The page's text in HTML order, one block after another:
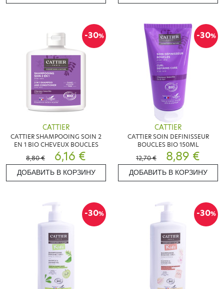
-30%
CATTIER
CATTIER SHAMPOOING SOIN 2
EN 1 BIO CHEVEUX BOUCLES
8,80 €
6,16 €
ДОБАВИТЬ В КОРЗИНУ
-30%
CATTIER
CATTIER SOIN DEFINISSEUR
BOUCLES BIO 150ML
12,70 €
8,89 €
ДОБАВИТЬ В КОРЗИНУ
-30% -30%